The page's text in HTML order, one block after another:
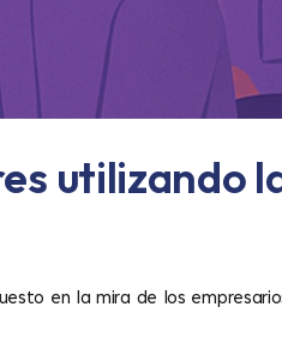
utilizando
en la mira de los